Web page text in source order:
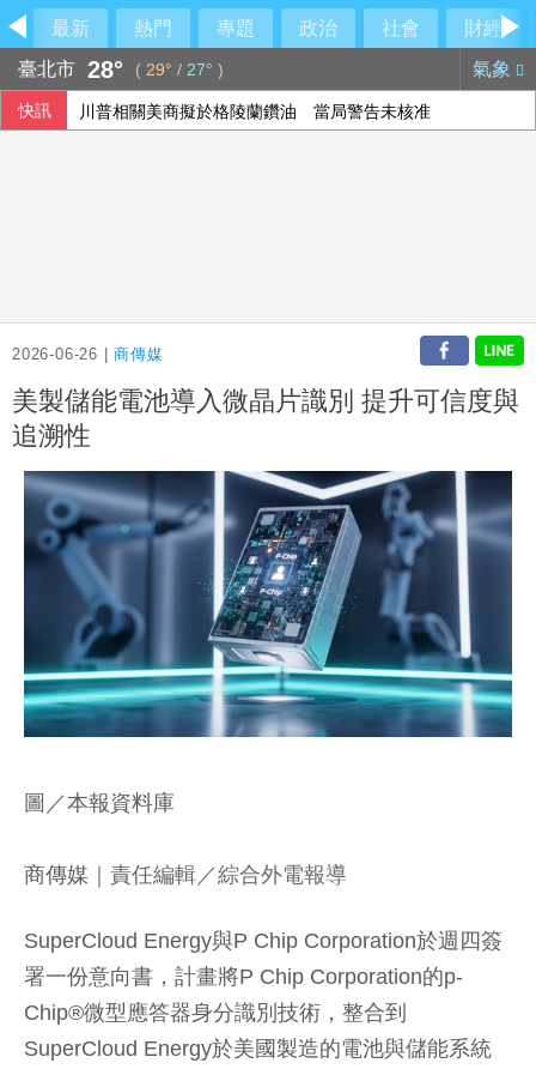
最新 熱門 專題 政治 社會
財經
臺北市 28° ( 29° / 27° ) 氣象
快訊 川普相關美商擬於格陵蘭鑽油 當局警告未核准
2026-06-26 |商傳媒
美製儲能電池導入微晶片識別 提升可信度與
追溯性
圖／本報資料庫
商傳媒 ｜責任編輯／綜合外電報導
SuperCloud Energy與P Chip Corporation於週四簽
署一份意向書，計畫將P Chip Corporation的p-
Chip®微型應答器身分識別技術，整合到
SuperCloud Energy於美國製造的電池與儲能系統